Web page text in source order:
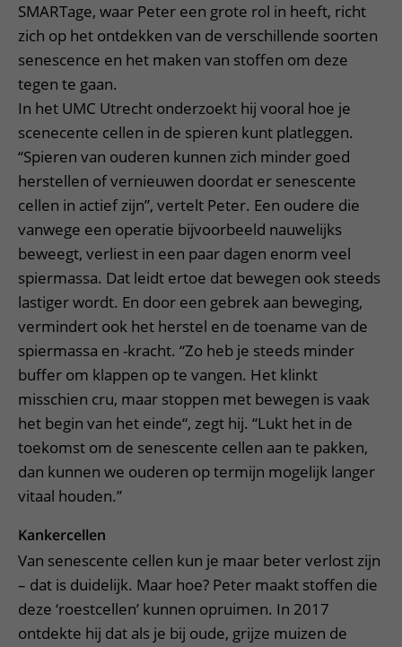
SMARTage, waar Peter een grote rol in heeft, richt
zich op het ontdekken van de verschillende soorten
senescence en het maken van stoffen om deze
tegen te gaan.
In het UMC Utrecht onderzoekt hij vooral hoe je
scenecente cellen in de spieren kunt platleggen.
“Spieren van ouderen kunnen zich minder goed
herstellen of vernieuwen doordat er senescente
cellen in actief zijn”, vertelt Peter. Een oudere die
vanwege een operatie bijvoorbeeld nauwelijks
beweegt, verliest in een paar dagen enorm veel
spiermassa. Dat leidt ertoe dat bewegen ook steeds
lastiger wordt. En door een gebrek aan beweging,
vermindert ook het herstel en de toename van de
spiermassa en -kracht. “Zo heb je steeds minder
buffer om klappen op te vangen. Het klinkt
misschien cru, maar stoppen met bewegen is vaak
het begin van het einde“, zegt hij. “Lukt het in de
toekomst om de senescente cellen aan te pakken,
dan kunnen we ouderen op termijn mogelijk langer
vitaal houden.”
Kankercellen
Van senescente cellen kun je maar beter verlost zijn
– dat is duidelijk. Maar hoe? Peter maakt stoffen die
deze ‘roestcellen’ kunnen opruimen. In 2017
ontdekte hij dat als je bij oude, grijze muizen de